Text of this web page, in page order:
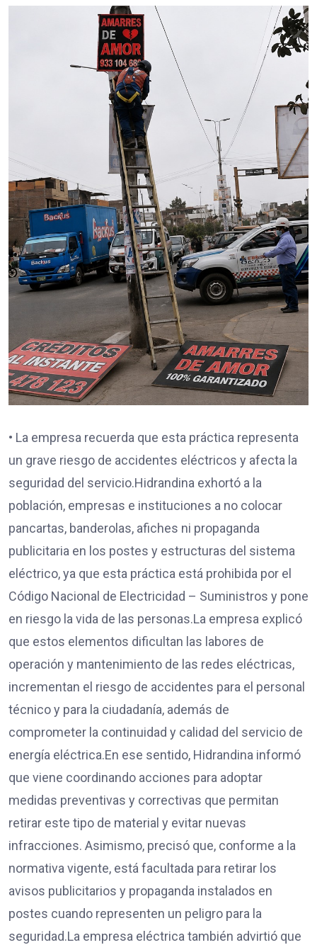
• La empresa recuerda que esta práctica representa
un grave riesgo de accidentes eléctricos y afecta la
seguridad del servicio.Hidrandina exhortó a la
población, empresas e instituciones a no colocar
pancartas, banderolas, afiches ni propaganda
publicitaria en los postes y estructuras del sistema
eléctrico, ya que esta práctica está prohibida por el
Código Nacional de Electricidad – Suministros y pone
en riesgo la vida de las personas.La empresa explicó
que estos elementos dificultan las labores de
operación y mantenimiento de las redes eléctricas,
incrementan el riesgo de accidentes para el personal
técnico y para la ciudadanía, además de
comprometer la continuidad y calidad del servicio de
energía eléctrica.En ese sentido, Hidrandina informó
que viene coordinando acciones para adoptar
medidas preventivas y correctivas que permitan
retirar este tipo de material y evitar nuevas
infracciones. Asimismo, precisó que, conforme a la
normativa vigente, está facultada para retirar los
avisos publicitarios y propaganda instalados en
postes cuando representen un peligro para la
seguridad.La empresa eléctrica también advirtió que